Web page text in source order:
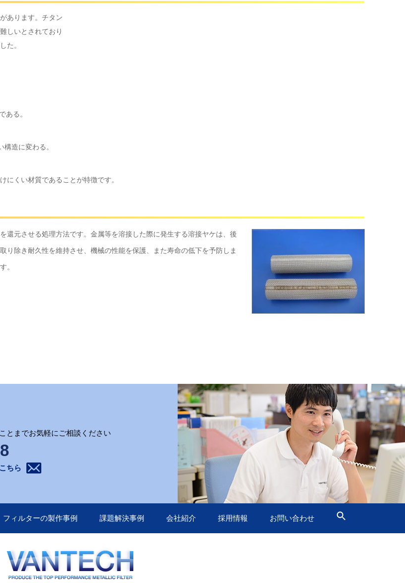
あります。チタン
しいとされており
た。
ある。
造に変わる。
にくい材質であることが特徴です。
還元させる処理方法です。 金属等を溶接した際に発生する溶接ヤケは、後
除き耐久性を維持させ、機械の性能を保護、また寿命の低下を予防しま
。
とまでお気軽にご相談ください
ちら
フィルターの製作事例 課題解決事例 会社紹介 採用情報 お問い合わせ